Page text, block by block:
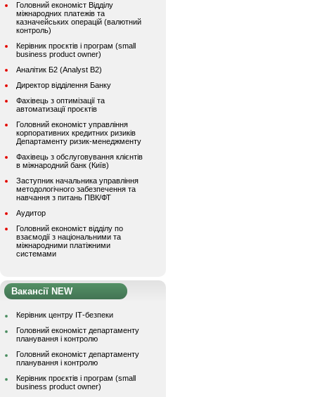
Головний економіст Відділу
міжнародних платежів та
казначейських операцій (валютний
контроль)
Керівник проєктів і програм (small
business product owner)
Аналітик Б2 (Analyst B2)
Директор відділення Банку
Фахівець з оптимізації та
автоматизації проєктів
Головний економіст управління
корпоративних кредитних ризиків
Департаменту ризик-менеджменту
Фахівець з обслуговування клієнтів
в міжнародний банк (Київ)
Заступник начальника управління
методологічного забезпечення та
навчання з питань ПВК/ФТ
Аудитор
Головний економіст відділу по
взаємодії з національними та
міжнародними платіжними
системами
Вакансії NEW
Керівник центру ІТ-безпеки
Головний економіст департаменту
планування і контролю
Головний економіст департаменту
планування і контролю
Керівник проєктів і програм (small
business product owner)